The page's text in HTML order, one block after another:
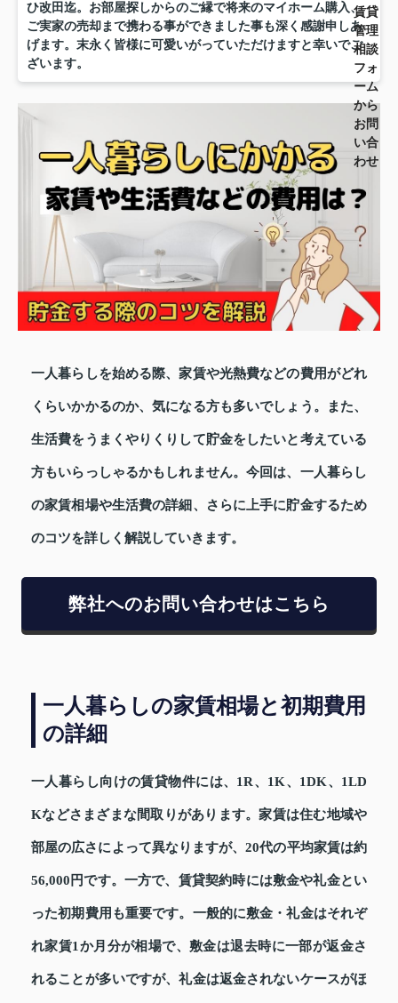
賃貸
管理
相談
フォ
ーム
から
お問
い合
わせ
ひ改田迄。お部屋探しからのご縁で将来のマイホーム購入、
ご実家の売却まで携わる事ができました事も深く感謝申しあ
げます。末永く皆様に可愛いがっていただけますと幸いでご
ざいます。
一人暮らしを始める際、家賃や光熱費などの費用がどれ
くらいかかるのか、気になる方も多いでしょう。また、
生活費をうまくやりくりして貯金をしたいと考えている
方もいらっしゃるかもしれません。今回は、一人暮らし
の家賃相場や生活費の詳細、さらに上手に貯金するため
のコツを詳しく解説していきます。
弊社へのお問い合わせはこちら
一人暮らしの家賃相場と初期費用
の詳細
一人暮らし向けの賃貸物件には、1R、1K、1DK、1LD
Kなどさまざまな間取りがあります。家賃は住む地域や
部屋の広さによって異なりますが、20代の平均家賃は約
56,000円です。一方で、賃貸契約時には敷金や礼金とい
った初期費用も重要です。一般的に敷金・礼金はそれぞ
れ家賃1か月分が相場で、敷金は退去時に一部が返金さ
れることが多いですが、礼金は返金されないケースがほ